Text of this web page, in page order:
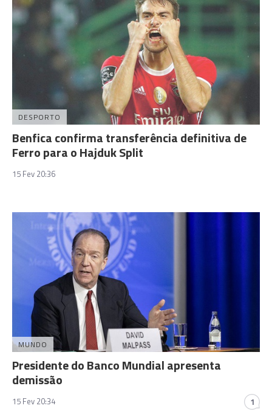
DESPORTO
Benfica confirma transferência definitiva de
Ferro para o Hajduk Split
15 Fev 20:36
MUNDO
Presidente do Banco Mundial apresenta
demissão
15 Fev 20:34 1